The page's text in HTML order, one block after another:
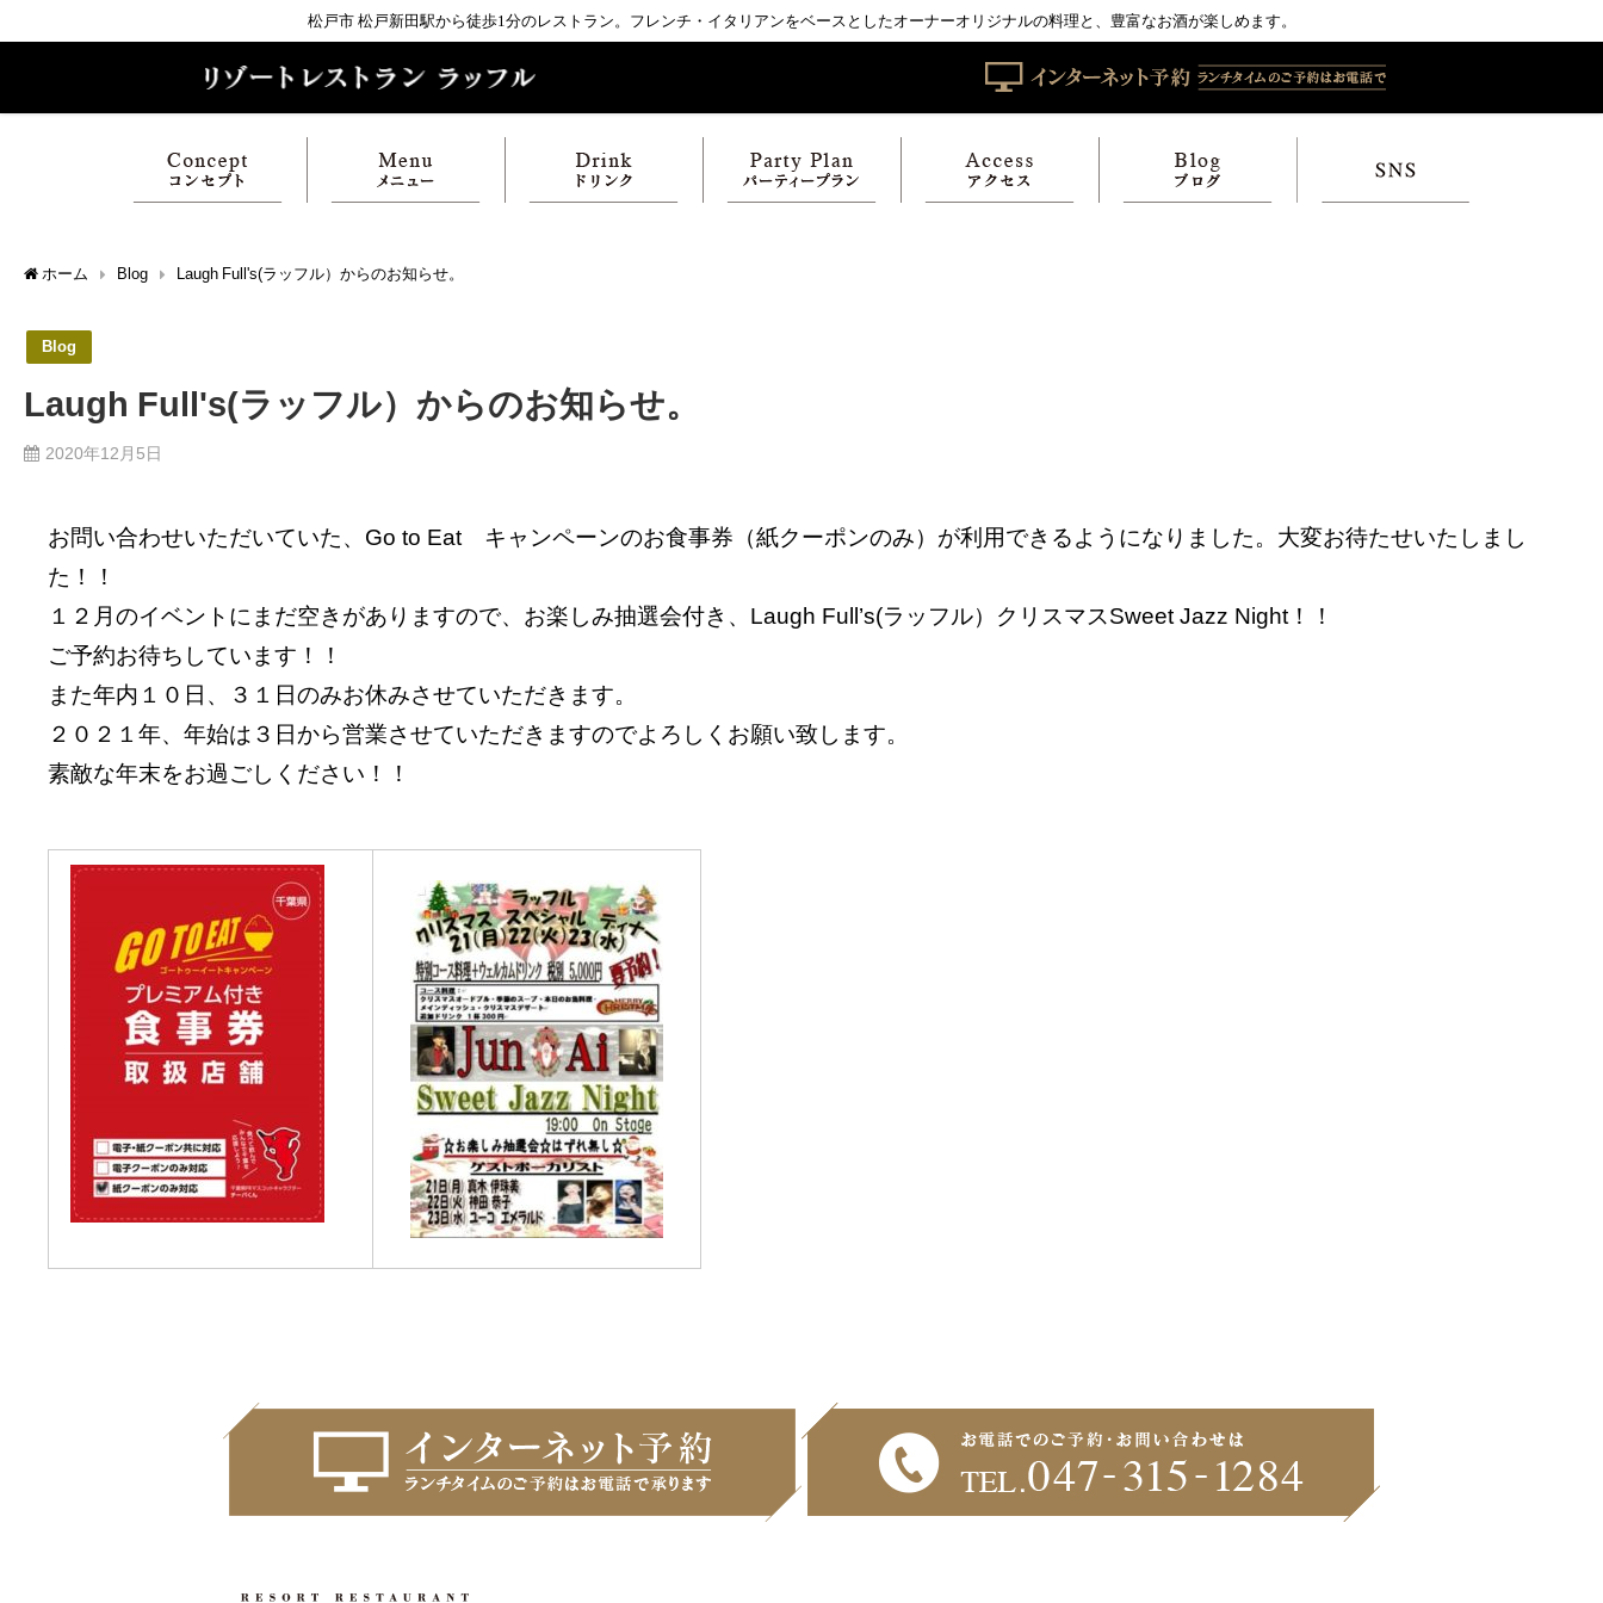
松戸市 松戸新田駅から徒歩1分のレストラン。フレンチ・イタリアンをベースとしたオーナーオリジナルの料理と、豊富なお酒が楽しめます。
ホーム Blog Laugh Full's(ラッフル）からのお知らせ。
Blog
Laugh Full's(ラッフル）からのお知らせ。
2020年12月5日
お問い合わせいただいていた、Go to Eat キャンペーンのお食事券（紙クーポンのみ）が利用できるようになりました。大変お待たせいたしまし
た！！
１２月のイベントにまだ空きがありますので、お楽しみ抽選会付き、Laugh Full’s(ラッフル）クリスマスSweet Jazz Night！！
ご予約お待ちしています！！
また年内１０日、３１日のみお休みさせていただきます。
２０２１年、年始は３日から営業させていただきますのでよろしくお願い致します。
素敵な年末をお過ごしください！！